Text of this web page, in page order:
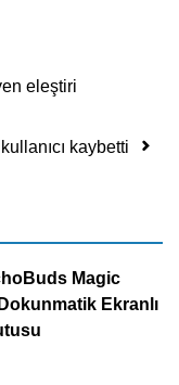
eleştiri
kaybetti
Magic
Ekranlı